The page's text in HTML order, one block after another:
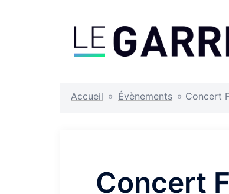
Accueil » Évènements » Concert
Concert